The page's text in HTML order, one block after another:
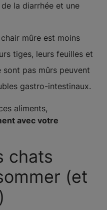
la diarrhée et une
mûre est moins
tiges, leurs feuilles et
sont pas mûrs peuvent
gastro-intestinaux.
aliments,
avec votre
chats
(et